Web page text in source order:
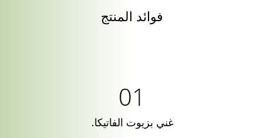
فوائد المنتج
غني بزيوت الفاتيكا.